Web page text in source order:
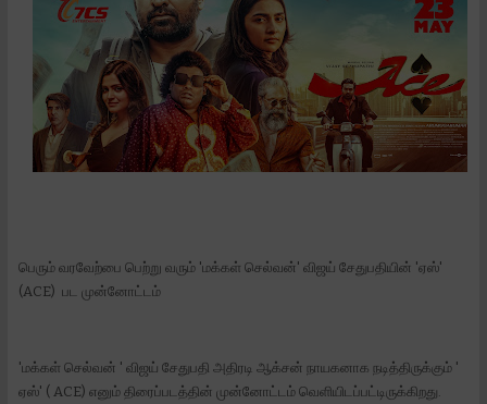
பெரும் வரவேற்பை பெற்று வரும் 'மக்கள் செல்வன்' விஜய் சேதுபதியின் 'ஏஸ்'
(ACE) பட முன்னோட்டம்
'மக்கள் செல்வன் ' விஜய் சேதுபதி அதிரடி ஆக்சன் நாயகனாக நடித்திருக்கும் '
ஏஸ்' ( ACE) எனும் திரைப்படத்தின் முன்னோட்டம் வெளியிடப்பட்டிருக்கிறது.